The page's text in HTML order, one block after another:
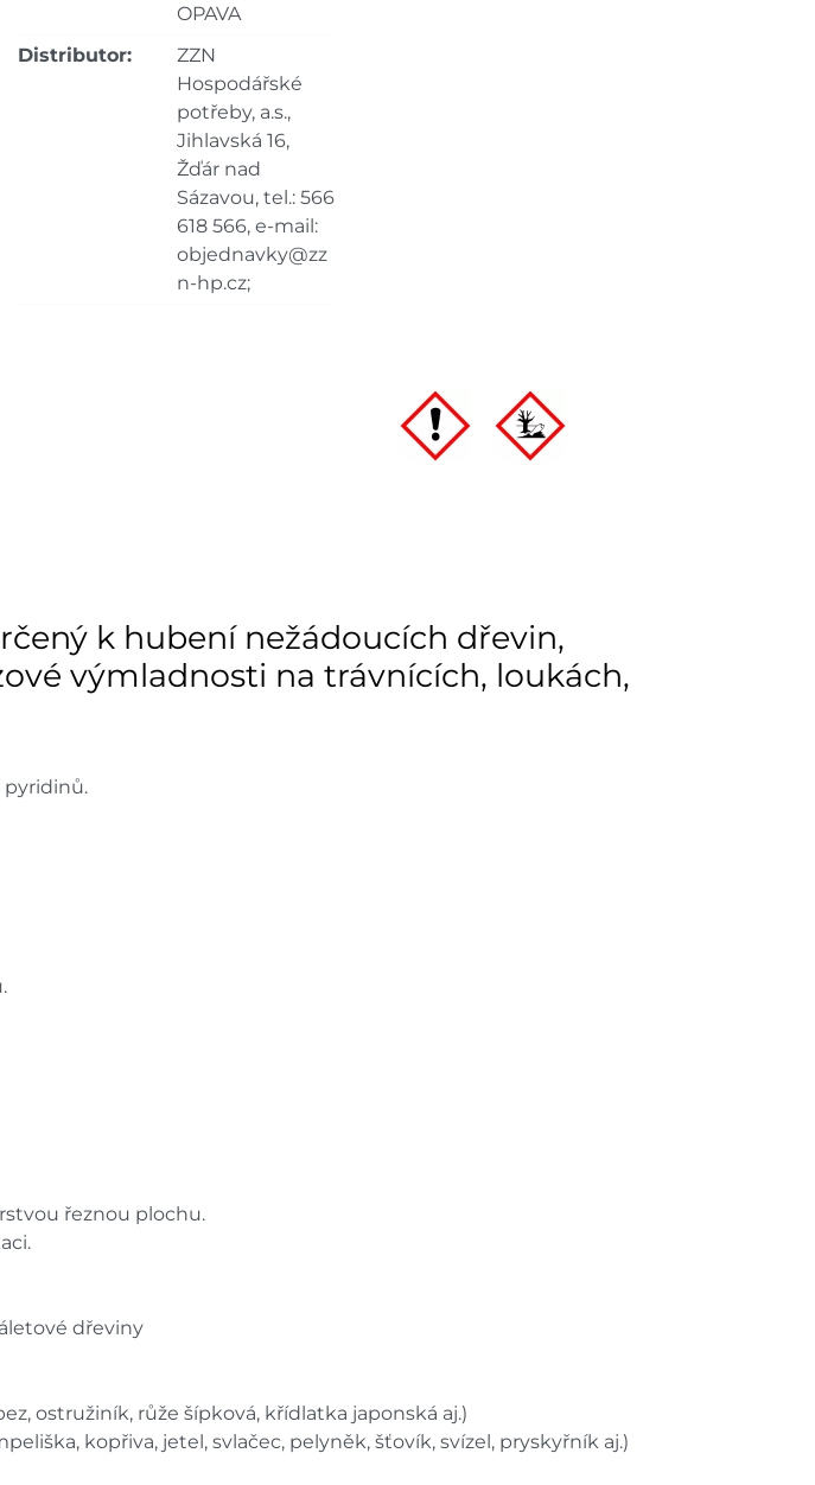
Skladem na prodejně - doručení do 7
dnů
Skladem na prodejně - doručení do 7
dnů
Skladové množství na prodejnách je pouze orientační.
Ceny na prodejnách se mohou lišit od cen na e-shopu.
OPAVA
Distributor:
ZZN
Hospodářské
potřeby, a.s.,
Jihlavská 16,
Žďár nad
Sázavou, tel.: 566
618 566, e-mail:
objednavky@zz
n-hp.cz;
k hubení nežádoucích dřevin,
výmladnosti na trávnících, loukách,
pyridinů.
řeznou plochu.
dřeviny
ostružiník, růže šípková, křídlatka japonská aj.)
kopřiva, jetel, svlačec, pelyněk, šťovík, svízel, pryskyřník aj.)